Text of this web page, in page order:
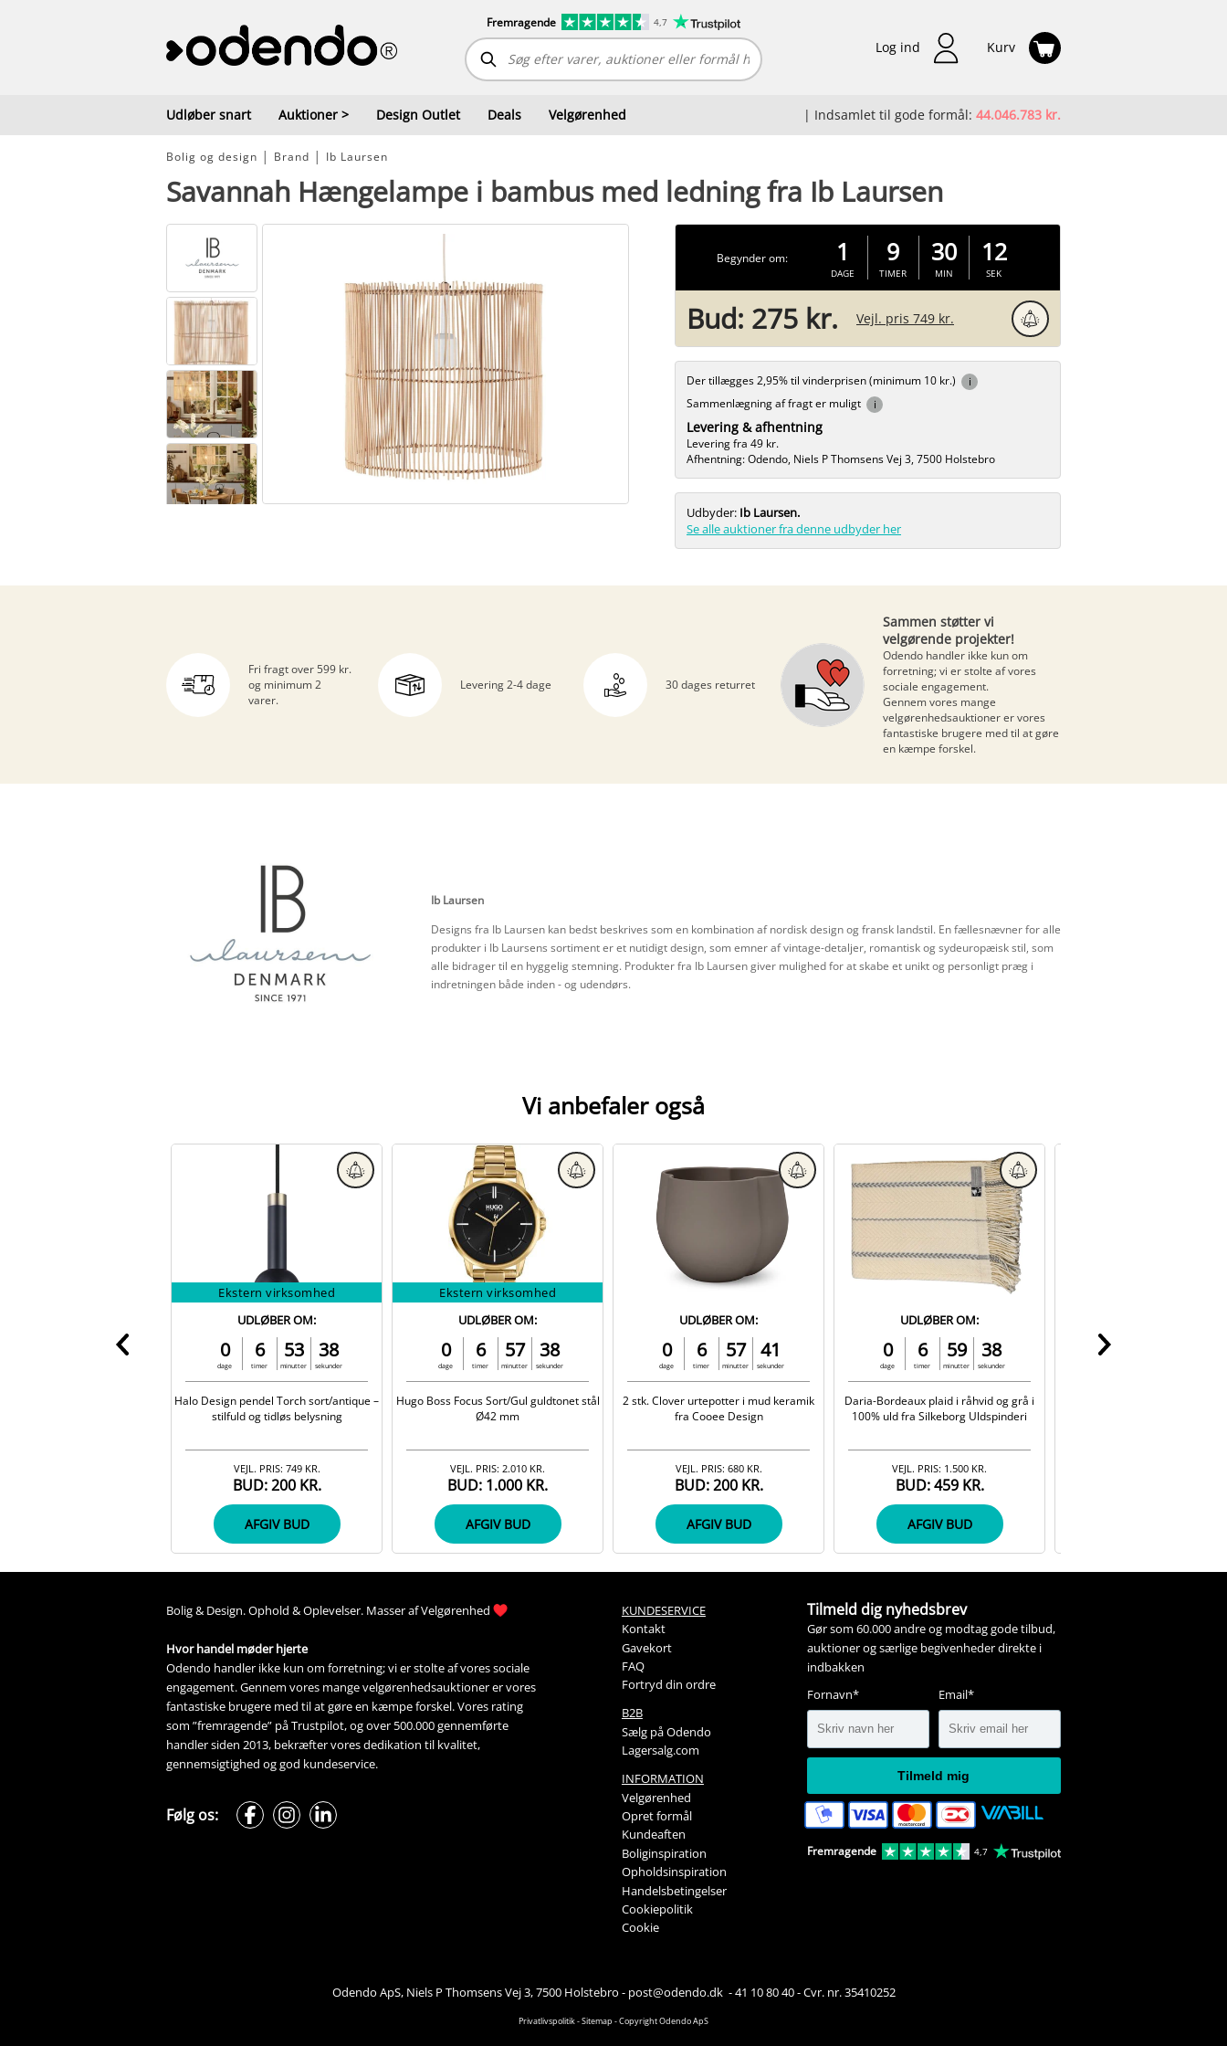
Fremragende 4,7
Log ind Kurv
Udløber snart Auktioner > Design Outlet Deals Velgørenhed | Indsamlet til gode formål: 44.046.783 kr.
Bolig og design Brand Ib Laursen
Savannah Hængelampe i bambus med ledning fra Ib Laursen
Begynder om: 1
DAGE
9
TIMER
30
MIN
12
SEK
Bud: 275 kr. Vejl. pris 749 kr.
Der tillægges 2,95% til vinderprisen (minimum 10 kr.)
Sammenlægning af fragt er muligt
Levering & afhentning
Levering fra 49 kr.
Afhentning: Odendo, Niels P Thomsens Vej 3, 7500 Holstebro
Udbyder: Ib Laursen.
Se alle auktioner fra denne udbyder her
Fri fragt over 599 kr.
og minimum 2
varer.
Levering 2-4 dage 30 dages returret
Sammen støtter vi
velgørende projekter!
Odendo handler ikke kun om
forretning; vi er stolte af vores
sociale engagement.
Gennem vores mange
velgørenhedsauktionerer vores
fantastiske brugere med til at gøre
en kæmpe forskel.
Ib Laursen
Designs fra Ib Laursen kan bedst beskrives som en kombination af nordisk design og fransk landstil. En fællesnævner for alle
produkter i Ib Laursens sortiment er et nutidigt design, som emner af vintage-detaljer, romantisk og sydeuropæisk stil, som
alle bidrager til en hyggelig stemning. Produkter fra Ib Laursen giver mulighed for at skabe et unikt og personligt præg i
indretningen både inden - og udendørs.
Vi anbefaler også
Ekstern virksomhed
UDLØBER OM:
0
dage
6
timer
53
minutter
38
sekunder
Halo Design pendel Torch sort/antique –
stilfuld og tidløs belysning
BUD:200 KR.
VEJL. PRIS: 749 KR.
AFGIV BUD
Ekstern virksomhed
UDLØBER OM:
0
dage
6
timer
57
minutter
37
sekunder
Hugo Boss Focus Sort/Gul guldtonet stål
Ø42 mm
BUD: 1.000 KR.
VEJL. PRIS: 2.010 KR.
AFGIV BUD
UDLØBER OM:
0
dage
6
timer
57
minutter
41
sekunder
2 stk. Clover urtepotter i mud keramik
fra Cooee Design
BUD:200 KR.
VEJL. PRIS: 680 KR.
AFGIV BUD
UDLØBER OM:
0
dage
6
timer
59
minutter
37
sekunder
Daria-Bordeaux plaid i råhvid og grå i
100% uld fra Silkeborg Uldspinderi
BUD:459 KR.
VEJL. PRIS: 1.500 KR.
AFGIV BUD
0
Bolig & Design. Ophold &Oplevelser. Masser af Velgørenhed
Hvor handel møder hjerte
Odendo handler ikke kun om forretning; vi er stolte af vores sociale
engagement. Gennem vores mange velgørenhedsauktioner er vores
fantastiske brugere med til at gøre en kæmpe forskel. Vores rating
som ”fremragende” på Trustpilot, og over 500.000 gennemførte
handler siden 2013, bekræfter vores dedikation til kvalitet,
gennemsigtighed og god kundeservice.
Følg os:
KUNDESERVICE
Kontakt
Gavekort
FAQ
Fortryd din ordre
B2B
Sælg på Odendo
Lagersalg.com
INFORMATION
Velgørenhed
Opret formål
Kundeaften
Boliginspiration
Opholdsinspiration
Handelsbetingelser
Cookiepolitik
Cookie
Tilmeld dig nyhedsbrev
Gør som 60.000 andre og modtag gode tilbud,
auktioner og særlige begivenheder direkte i
indbakken
Fornavn*
Email*
Tilmeld mig
Fremragende 4,7
Odendo ApS, Niels P Thomsens Vej 3, 7500 Holstebro - post@odendo.dk -41 10 80 40-Cvr. nr. 35410252
Privatlivspolitik-Sitemap -Copyright Odendo ApS